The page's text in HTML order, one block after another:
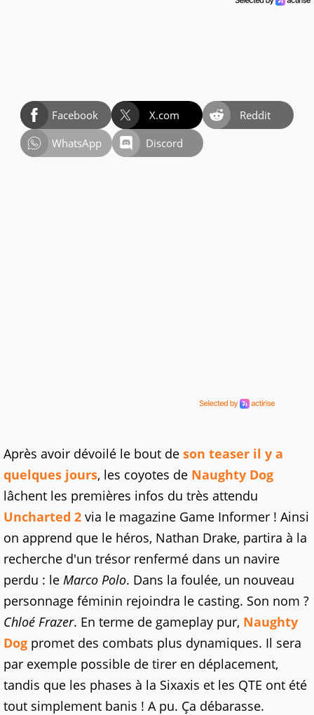
Facebook X.com
Reddit
WhatsApp
Discord
Après avoir dévoilé le bout de son teaser il y a
quelques jours, les coyotes de Naughty Dog
lâchent les premières infos du très attendu
Uncharted 2 via le magazine Game Informer ! Ainsi
on apprend que le héros, Nathan Drake, partira à la
recherche d'un trésor renfermé dans un navire
perdu : le Marco Polo. Dans la foulée, un nouveau
personnage féminin rejoindra le casting. Son nom ?
Chloé Frazer. En terme de gameplay pur, Naughty
Dog promet des combats plus dynamiques. Il sera
par exemple possible de tirer en déplacement,
tandis que les phases à la Sixaxis et les QTE ont été
tout simplement banis ! A pu. Ça débarasse.